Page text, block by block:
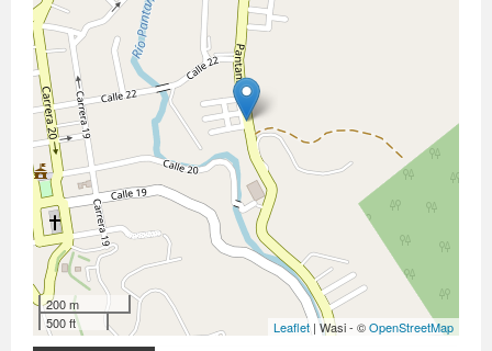
200 m
500 ft
Leaflet | Wasi - ©OpenStreetMap